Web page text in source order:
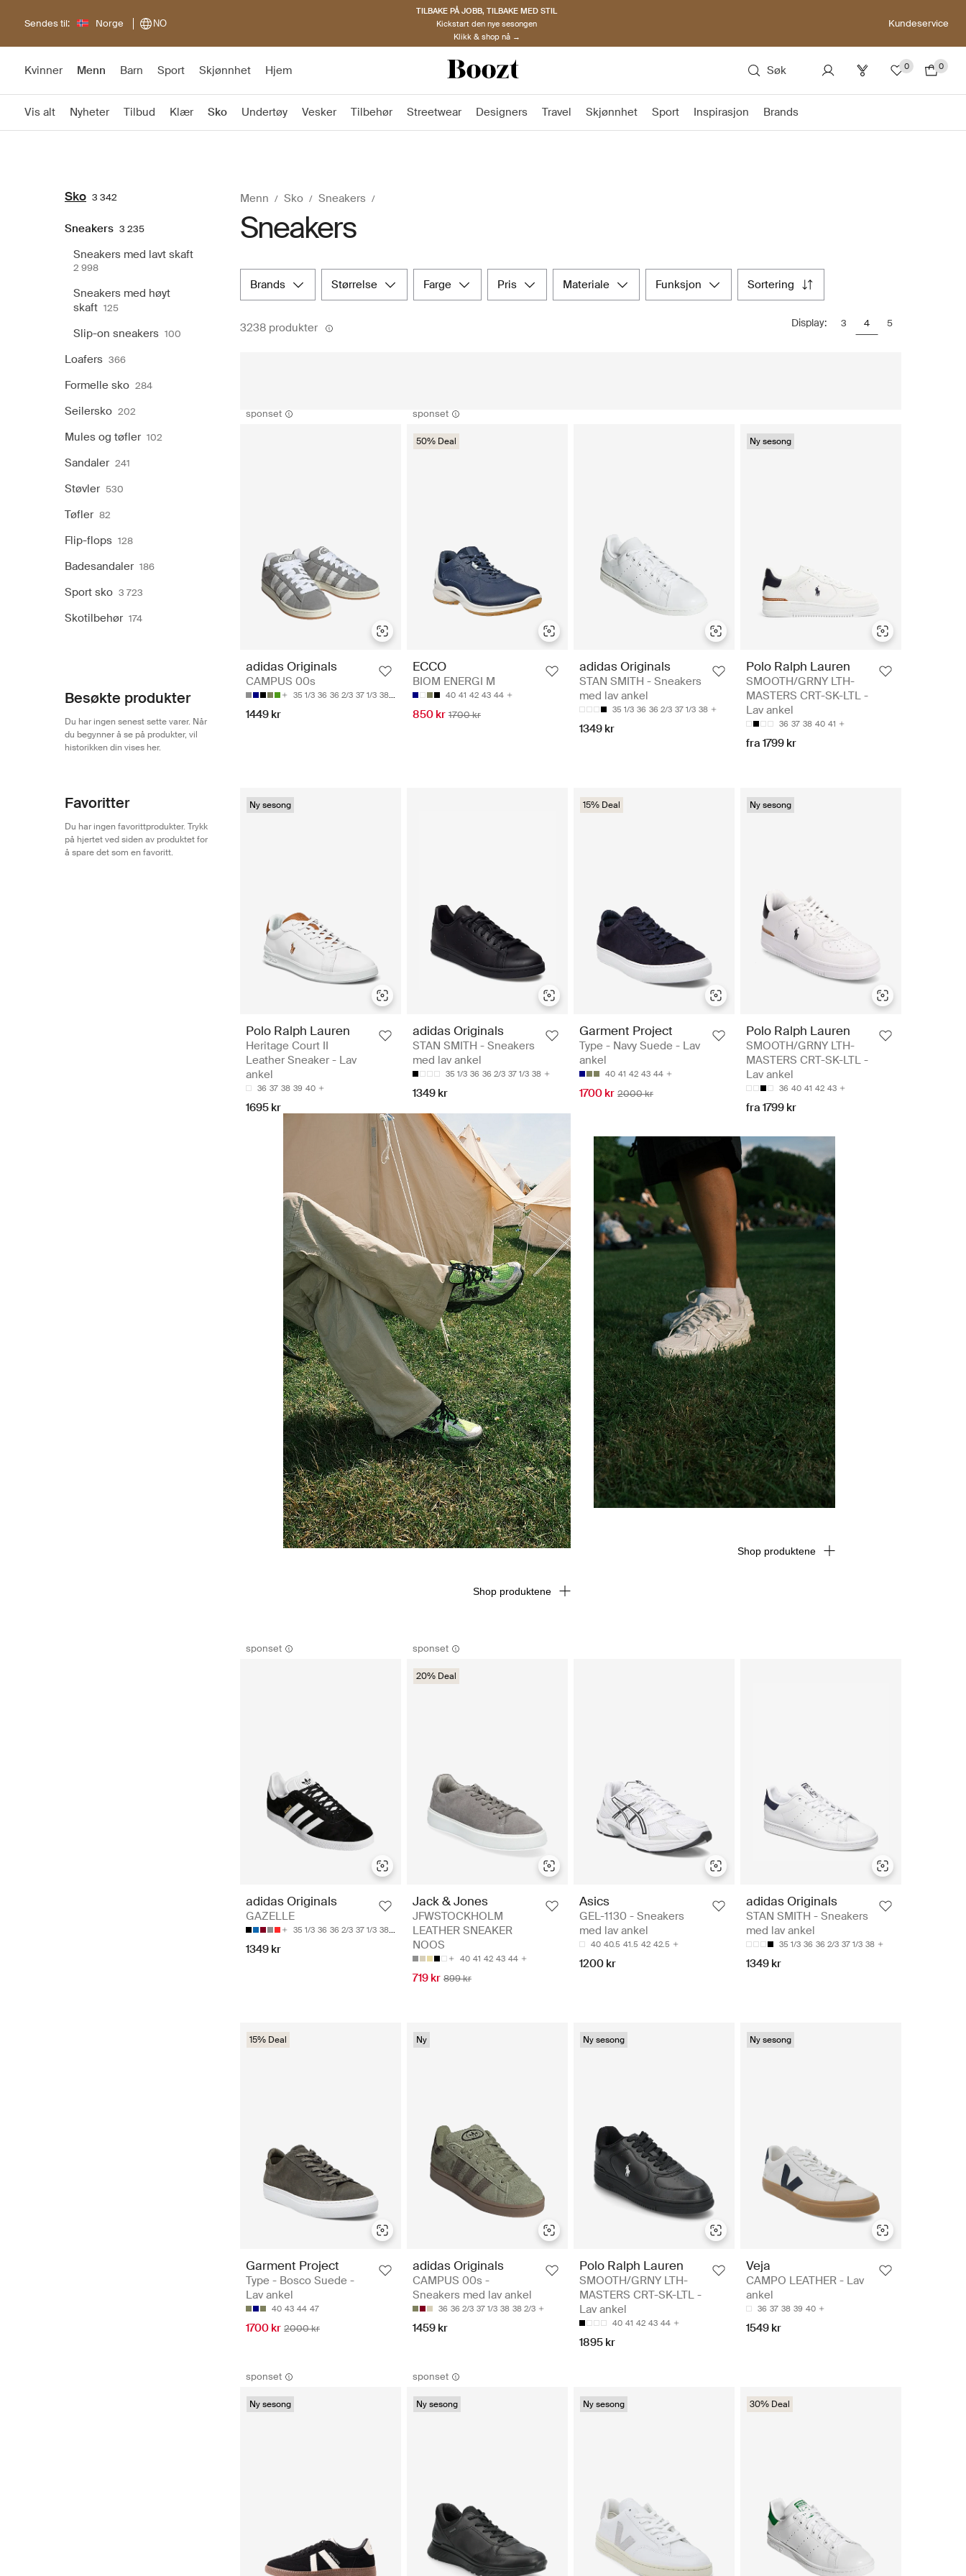
Sendes til: Norge NO
TILBAKE PÅ JOBB, TILBAKE MED STIL
Kickstart den nye sesongen
Klikk & shop nå →
Kundeservice
Kvinner Menn Barn Sport Skjønnhet Hjem Søk 0 0
Vis alt Nyheter Tilbud Klær Sko Undertøy Vesker Tilbehør Streetwear Designers Travel Skjønnhet Sport Inspirasjon Brands
Sko 3 342
Sneakers 3 235
Sneakers med lavt skaft
2 998
Sneakers med høyt
skaft 125
Slip-on sneakers 100
Loafers 366
Formelle sko 284
Seilersko 202
Mules og tøfler 102
Sandaler 241
Støvler 530
Tøfler 82
Flip-flops 128
Badesandaler 186
Sport sko 3 723
Skotilbehør 174
Besøkte produkter
Du har ingen senest sette varer. Når
du begynner å se på produkter, vil
historikken din vises her.
Favoritter
Du har ingen favorittprodukter. Trykk
på hjertet ved siden av produktet for
å spare det som en favoritt.
Menn Sko Sneakers
Sneakers
brands størrelse farge pris materiale funksjon sortering
3238 produkter Display: 3 4 5
sponset
adidas Originals
CAMPUS 00s
35 1/3 36 36 2/3 37 1/3 38
1449 kr
sponset
50% Deal
ECCO
BIOM ENERGI M
40 41 42 43 44
850 kr 1700 kr
adidas Originals
STAN SMITH - Sneakers
med lav ankel
35 1/3 36 36 2/3 37 1/3 38
1349 kr
Ny sesong
Polo Ralph Lauren
SMOOTH/GRNY LTH-
MASTERS CRT-SK-LTL -
Lav ankel
36 37 38 40 41
fra 1799 kr
Ny sesong
Polo Ralph Lauren
Heritage Court II
Leather Sneaker - Lav
ankel
36 37 38 39 40
1695 kr
adidas Originals
STAN SMITH - Sneakers
med lav ankel
35 1/3 36 36 2/3 37 1/3 38
1349 kr
15% Deal
Garment Project
Type - Navy Suede - Lav
ankel
40 41 42 43 44
1700 kr 2000 kr
Ny sesong
Polo Ralph Lauren
SMOOTH/GRNY LTH-
MASTERS CRT-SK-LTL -
Lav ankel
36 40 41 42 43
fra 1799 kr
sponset
adidas Originals
GAZELLE
35 1/3 36 36 2/3 37 1/3 38
1349 kr
sponset
20% Deal
Jack & Jones
JFWSTOCKHOLM
LEATHER SNEAKER
NOOS
40 41 42 43 44
719 kr 899 kr
Asics
GEL-1130 - Sneakers
med lav ankel
40 40.5 41.5 42 42.5
1200 kr
adidas Originals
STAN SMITH - Sneakers
med lav ankel
35 1/3 36 36 2/3 37 1/3 38
1349 kr
15% Deal
Garment Project
Type - Bosco Suede -
Lav ankel
40 43 44 47
1700 kr 2000 kr
Ny
adidas Originals
CAMPUS 00s -
Sneakers med lav ankel
36 36 2/3 37 1/3 38 38 2/3
1459 kr
Ny sesong
Polo Ralph Lauren
SMOOTH/GRNY LTH-
MASTERS CRT-SK-LTL -
Lav ankel
40 41 42 43 44
1895 kr
Ny sesong
Veja
CAMPO LEATHER - Lav
ankel
36 37 38 39 40
1549 kr
sponset
Ny sesong
sponset
Ny sesong Ny sesong 30% Deal
Shop produktene
Shop produktene